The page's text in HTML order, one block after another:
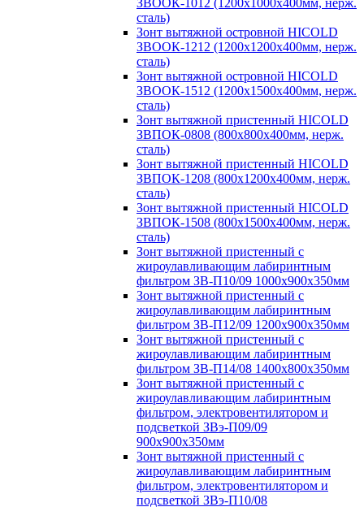
ЗВООК-1012 (1200х1000х400мм, нерж.
сталь)
Зонт вытяжной островной HICOLD
ЗВООК-1212 (1200x1200x400мм, нерж.
сталь)
Зонт вытяжной островной HICOLD
ЗВООК-1512 (1200х1500х400мм, нерж.
сталь)
Зонт вытяжной пристенный HICOLD
ЗВПОК-0808 (800х800х400мм, нерж.
сталь)
Зонт вытяжной пристенный HICOLD
ЗВПОК-1208 (800х1200х400мм, нерж.
сталь)
Зонт вытяжной пристенный HICOLD
ЗВПОК-1508 (800х1500х400мм, нерж.
сталь)
Зонт вытяжной пристенный с
жироулавливающим лабиринтным
фильтром ЗВ-П10/09 1000х900х350мм
Зонт вытяжной пристенный с
жироулавливающим лабиринтным
фильтром ЗВ-П12/09 1200х900х350мм
Зонт вытяжной пристенный с
жироулавливающим лабиринтным
фильтром ЗВ-П14/08 1400х800х350мм
Зонт вытяжной пристенный с
жироулавливающим лабиринтным
фильтром, электровентилятором и
подсветкой ЗВэ-П09/09
900х900х350мм
Зонт вытяжной пристенный с
жироулавливающим лабиринтным
фильтром, электровентилятором и
подсветкой ЗВэ-П10/08